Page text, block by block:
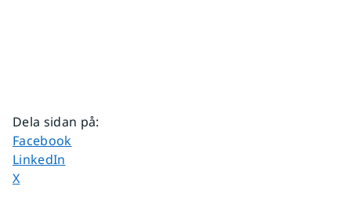
Dela sidan på:
Dela sidan på
Facebook
Dela sidan på
LinkedIn
Dela sidan på
X